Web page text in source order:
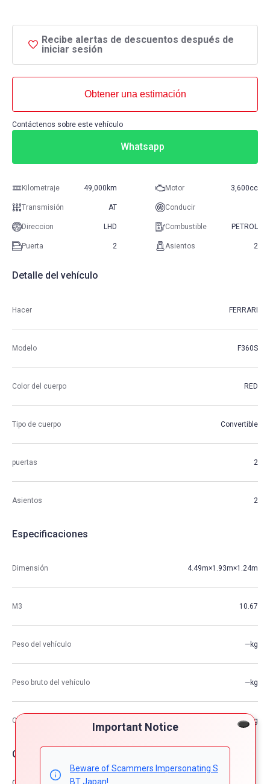
Important Notice
Beware of Scammers Impersonating S
BT Japan!
Recibe alertas de descuentos después de
iniciar sesión
Obtener una estimación
Contáctenos sobre este vehículo
Whatsapp
Kilometraje 49,000km Motor 3,600cc
Transmisión AT Conducir
Direccion LHD Combustible PETROL
Puerta 2 Asientos 2
Detalle del vehículo
Hacer FERRARI
Modelo F360S
Color del cuerpo RED
Tipo de cuerpo Convertible
puertas 2
Asientos 2
Especificaciones
Dimensión 4.49m×1.93m×1.24m
M3 10.67
Peso del vehículo —kg
Peso bruto del vehículo —kg
Capacidad de carga máxima —kg
Opciones de coche